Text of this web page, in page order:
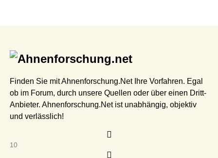
Finden Sie mit Ahnenforschung.Net Ihre Vorfahren. Egal
ob im Forum, durch unsere Quellen oder über einen Dritt-
Anbieter. Ahnenforschung.Net ist unabhängig, objektiv
und verlässlich!
10